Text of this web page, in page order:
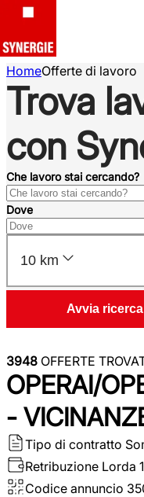
HomeOfferte di lavoro
Trova
con
Che lavoro stai cercando?
Dove
10 km
Avvia ricerca
3948 OFFERTE
OPERAI/
-
Tipo di contratto
Retribuzione Lorda
Codice annuncio